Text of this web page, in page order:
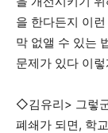
을 한다든지 이
막 없앨 수 있는
문제가 있다 이
◇김유리> 그렇
폐쇄가 되면, 학